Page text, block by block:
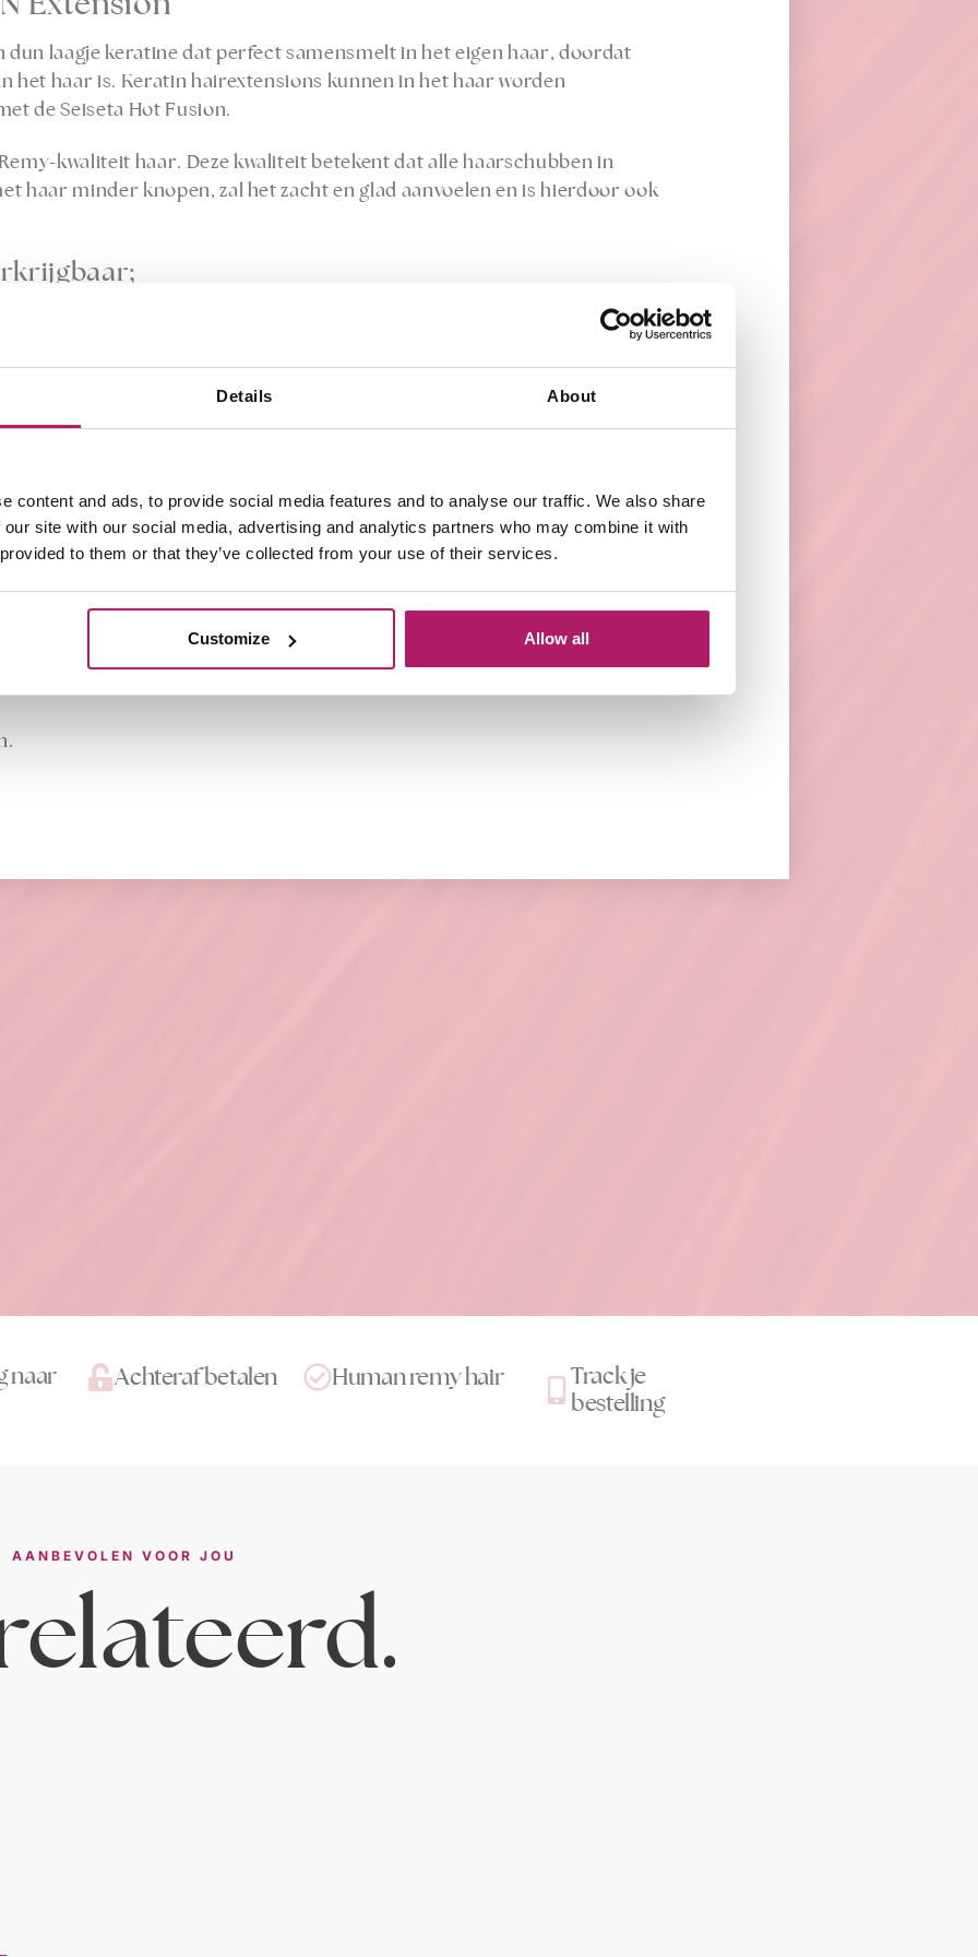
Details About
content and ads, to provide social media features and to analyse our traffic. We also share
site with our social media, advertising and analytics partners who may combine it with
to them or that they’ve collected from your use of their services.
Customize Allow all
dun laagje keratine dat perfect samensmelt in het eigen haar, doordat
het haar is. Keratin hairextensions kunnen in het haar worden
de Seiseta Hot Fusion.
kwaliteit haar. Deze kwaliteit betekent dat alle haarschubben in
haar minder knopen, zal het zacht en glad aanvoelen en is hierdoor ook
haar toe
wij 2/3 verpakkingen.
6/7 verpakkingen.
Fusion Extensions;
zo lang mogelijk mooi houden. Daarom is het aan te raden om gebruik
Seiseta Hydr8 Leave-in Treatment Seiseta Clarifying Shampoo
naar Achteraf betalen Human remy hair
Track je
bestelling
AANBEVOLEN VOOR JOU